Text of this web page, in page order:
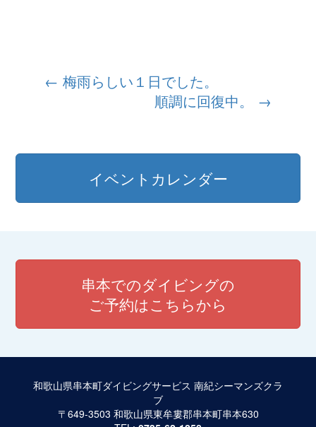
ビ
ゲ
シ
← 梅雨らしい１日でした。
順調に回復中。 →
イベントカレンダー
串本でのダイビングの
ご予約はこちらから
和歌山県串本町ダイビングサービス 南紀シーマンズクラ
ブ
〒649-3503 和歌山県東牟婁郡串本町串本630